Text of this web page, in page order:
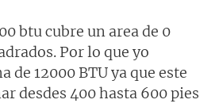
btu cubre un area de 0
Por lo que yo
de 12000 BTU ya que este
desdes 400 hasta 600 pies